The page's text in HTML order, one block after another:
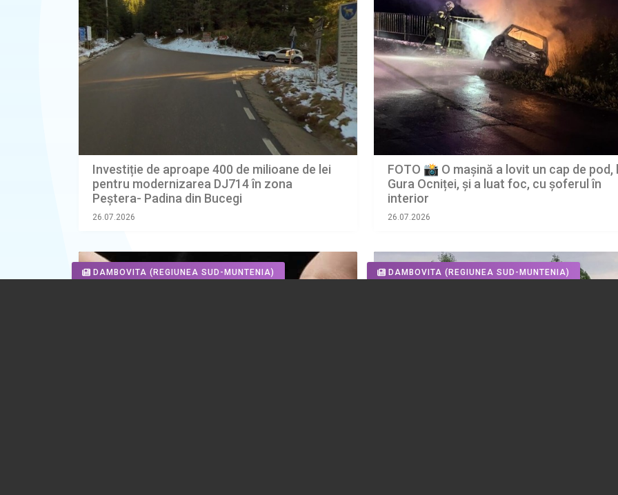
Investiție de aproape 400 de milioane de lei
pentru modernizarea DJ714 în zona
Peștera- Padina din Bucegi
26.07.2026
FOTO 📸 O mașină a lovit un cap de pod,
Gura Ocniței, și a luat foc, cu șoferul în
interior
26.07.2026
DAMBOVITA (REGIUNEA SUD-MUNTENIA) DAMBOVITA (REGIUNEA SUD-MUNTENIA)